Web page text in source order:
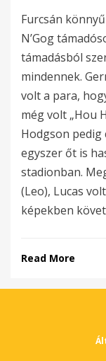
Furcsán
N’Gog
támadásból
mindennek.
volt a para,
még volt „Hou
Hodgson pedig
egyszer őt is
stadionban.
(Leo), Lucas
képekben
Read More